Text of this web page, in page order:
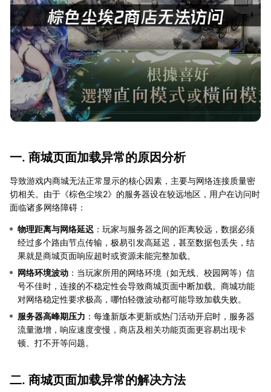
一. 商城页面加载异常的原因分析
导致游戏内商城无法正常显示的核心因素，主要与网络连接质量密
切相关。由于《棕色尘埃2》的服务器设在较远地区，用户在访问时
面临诸多网络障碍：
物理距离与网络延迟 ：玩家与服务器之间的距离较远，数据必须
经过多个路由节点传输，极易引发高延迟，甚至数据包丢失，结
果就是商城页面响应超时或资源未能完整加载。
网络环境波动 ：当玩家所用的网络环境（如无线、校园网等）信
号不佳时，连接的不稳定性会导致商城页面中断加载。商城功能
对网络稳定性要求极高，哪怕轻微波动都可能导致加载失败。
服务器高峰期压力 ：每逢新版本更新或热门活动开启时，服务器
流量激增，响应速度变慢，商店及相关功能页面更容易出现卡
顿、打不开等问题。
二. 商城页面加载异常的解决方法